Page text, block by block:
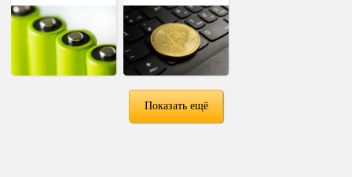
Показать ещё